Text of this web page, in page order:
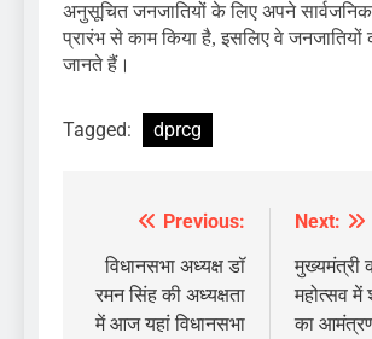
अनुसूचित जनजातियों के लिए अपने
प्रारंभ से काम किया है, इसलिए वे जनजातियों
जानते हैं।
Tagged: dprcg
Post
navigation
Previous:
विधानसभा अध्यक्ष डॉ
रमन सिंह की अध्यक्षता
में आज यहां विधानसभा
Next:
मुख्यमंत्री
महोत्सव में
का